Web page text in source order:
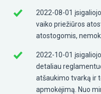
2022-08-01 įsigaliojo
vaiko priežiūros
atostogomis,
2022-10-01 įsigaliojo
detaliau
atšaukimo tvarką ir
apmokėjimą. Nuo